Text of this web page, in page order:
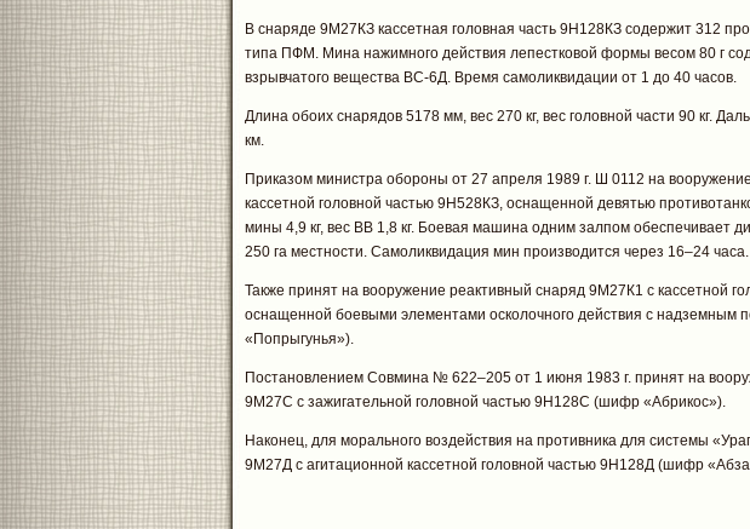
В снаряде 9М27КЗ кассетная головная часть 9Н128КЗ содержит 312
типа ПФМ. Мина нажимного действия лепестковой формы весом 80 г
взрывчатого вещества ВС-6Д. Время самоликвидации от 1 до 40 часов.
Длина обоих снарядов 5178 мм, вес 270 кг, вес головной части 90 кг.
км.
Приказом министра обороны от 27 апреля 1989 г. Ш 0112 на
кассетной головной частью 9Н528КЗ, оснащенной девятью
мины 4,9 кг, вес ВВ 1,8 кг. Боевая машина одним залпом обеспечивает
250 га местности. Самоликвидация мин производится через 16–24 часа.
Также принят на вооружение реактивный снаряд 9М27К1 с кассетной
оснащенной боевыми элементами осколочного действия с надземным
«Попрыгунья»).
Постановлением Совмина № 622–205 от 1 июня 1983 г. принят на
9М27С с зажигательной головной частью 9Н128С (шифр «Абрикос»).
Наконец, для морального воздействия на противника для системы
9М27Д с агитационной кассетной головной частью 9Н128Д (шифр